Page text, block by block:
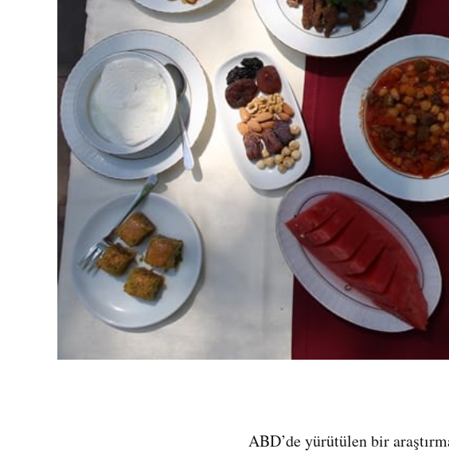
ABD’de yürütülen bir